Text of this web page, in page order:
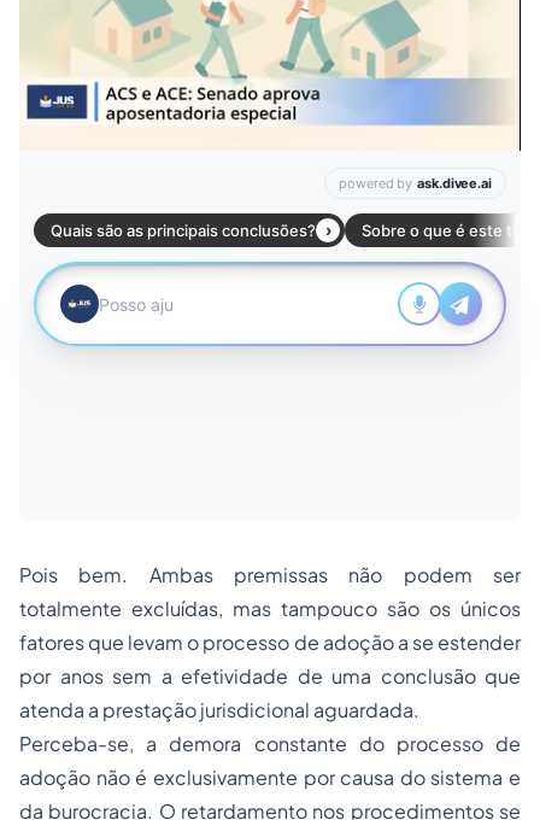
Pois bem. Ambas premissas não podem ser
totalmente excluídas, mas tampouco são os únicos
fatores que levam o processo de adoção a se estender
por anos sem a efetividade de uma conclusão que
atenda a prestação jurisdicional aguardada.
Perceba-se, a demora constante do processo de
adoção não é exclusivamente por causa do sistema e
da burocracia. O retardamento nos procedimentos se